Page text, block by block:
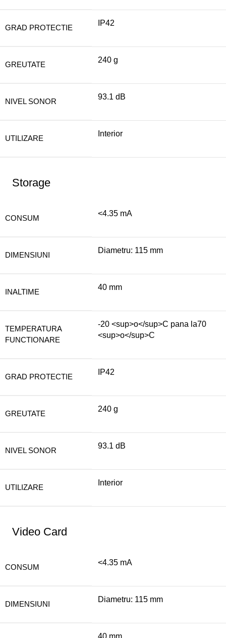
GRAD PROTECTIE
IP42
GREUTATE
240 g
NIVEL SONOR
93.1 dB
UTILIZARE
Interior
Storage
CONSUM
<4.35 mA
DIMENSIUNI
Diametru: 115 mm
INALTIME
40 mm
TEMPERATURA
FUNCTIONARE
-20 <sup>o</sup>C pana la70
<sup>o</sup>C
GRAD PROTECTIE
IP42
GREUTATE
240 g
NIVEL SONOR
93.1 dB
UTILIZARE
Interior
Video Card
CONSUM
<4.35 mA
DIMENSIUNI
Diametru: 115 mm
40 mm